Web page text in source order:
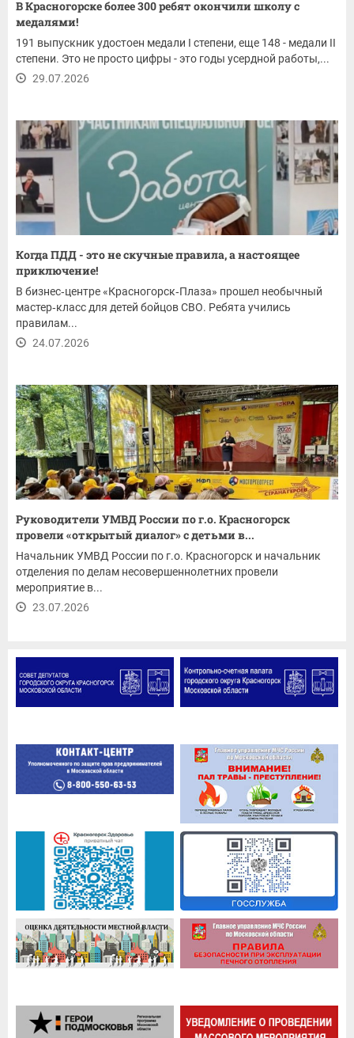
В Красногорске более 300 ребят окончили школу с
медалями!
191 выпускник удостоен медали I степени, еще 148 - медали II
степени. Это не просто цифры - это годы усердной работы,...
29.07.2026
Когда ПДД - это не скучные правила, а настоящее
приключение!
В бизнес‑центре «Красногорск‑Плаза» прошел необычный
мастер‑класс для детей бойцов СВО. Ребята учились
правилам...
24.07.2026
Руководители УМВД России по г.о. Красногорск
провели «открытый диалог» с детьми в...
Начальник УМВД России по г.о. Красногорск и начальник
отделения по делам несовершеннолетних провели
мероприятие в...
23.07.2026